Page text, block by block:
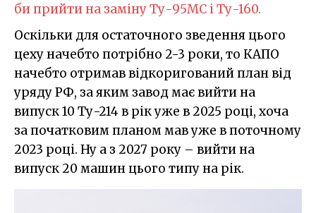
би прийти на заміну Ту-95МС і Ту-160.
Оскільки для остаточного зведення цього
цеху начебто потрібно 2-3 роки, то КАПО
начебто отримав відкоригований план від
уряду РФ, за яким завод має вийти на
випуск 10 Ту-214 в рік уже в 2025 році, хоча
за початковим планом мав уже в поточному
2023 році. Ну а з 2027 року – вийти на
випуск 20 машин цього типу на рік.